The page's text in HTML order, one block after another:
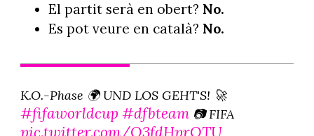
El partit serà en obert? No.
Es pot veure en català? No.
K.O.-Phase 🌍️ UND LOS GEHT'S! 🚀
#fifaworldcup #dfbteam📷️ FIFA